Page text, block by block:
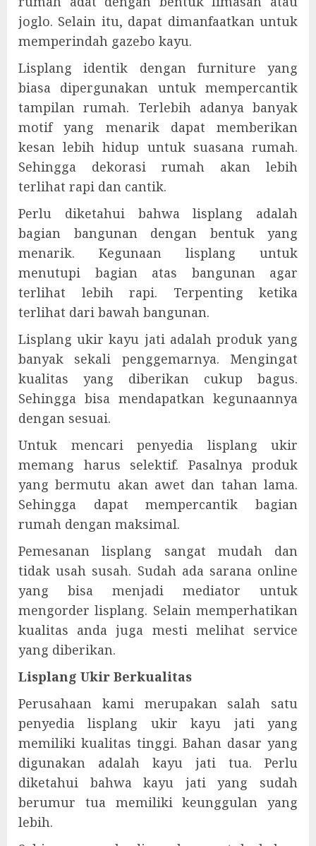
joglo. Selain itu, dapat dimanfaatkan untuk
memperindah gazebo kayu.
Lisplang identik dengan furniture yang
biasa dipergunakan untuk mempercantik
tampilan rumah. Terlebih adanya banyak
motif yang menarik dapat memberikan
kesan lebih hidup untuk suasana rumah.
Sehingga dekorasi rumah akan lebih
terlihat rapi dan cantik.
Perlu diketahui bahwa lisplang adalah
bagian bangunan dengan bentuk yang
menarik. Kegunaan lisplang untuk
menutupi bagian atas bangunan agar
terlihat lebih rapi. Terpenting ketika
terlihat dari bawah bangunan.
Lisplang ukir kayu jati adalah produk yang
banyak sekali penggemarnya. Mengingat
kualitas yang diberikan cukup bagus.
Sehingga bisa mendapatkan kegunaannya
dengan sesuai.
Untuk mencari penyedia lisplang ukir
memang harus selektif. Pasalnya produk
yang bermutu akan awet dan tahan lama.
Sehingga dapat mempercantik bagian
rumah dengan maksimal.
Pemesanan lisplang sangat mudah dan
tidak usah susah. Sudah ada sarana online
yang bisa menjadi mediator untuk
mengorder lisplang. Selain memperhatikan
kualitas anda juga mesti melihat service
yang diberikan.
Lisplang Ukir Berkualitas
Perusahaan kami merupakan salah satu
penyedia lisplang ukir kayu jati yang
memiliki kualitas tinggi. Bahan dasar yang
digunakan adalah kayu jati tua. Perlu
diketahui bahwa kayu jati yang sudah
berumur tua memiliki keunggulan yang
lebih.